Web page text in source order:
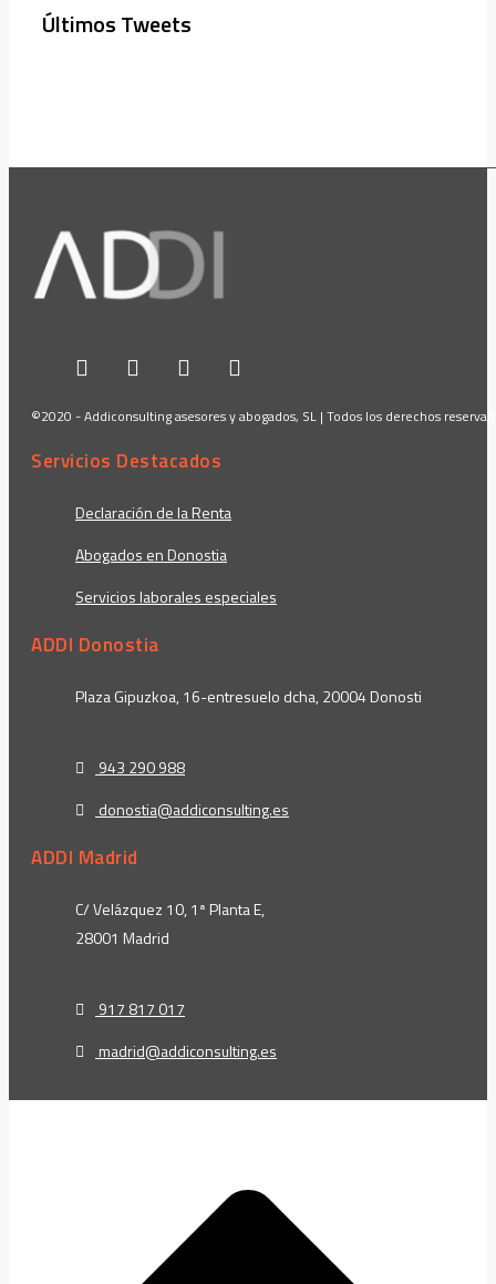
Últimos Tweets
©2020 - Addiconsulting asesores y abogados, SL | Todos los derechos
Servicios Destacados
Declaración de la Renta
Abogados en Donostia
Servicios laborales especiales
ADDI Donostia
Plaza Gipuzkoa, 16-entresuelo dcha, 20004 Donosti
943 290 988
donostia@addiconsulting.es
ADDI Madrid
C/ Velázquez 10, 1ª Planta E,
28001 Madrid
917 817 017
madrid@addiconsulting.es